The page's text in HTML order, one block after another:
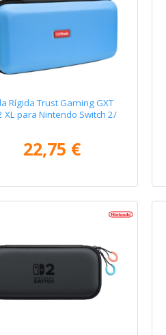
Rígida Trust Gaming GXT
XL para Nintendo Switch 2/
22,75 €